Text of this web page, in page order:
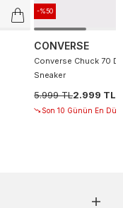
-%50
CONVERSE
Converse Chuck 70
Sneaker
5.999 TL2.999 TL
Son 10 Günün En